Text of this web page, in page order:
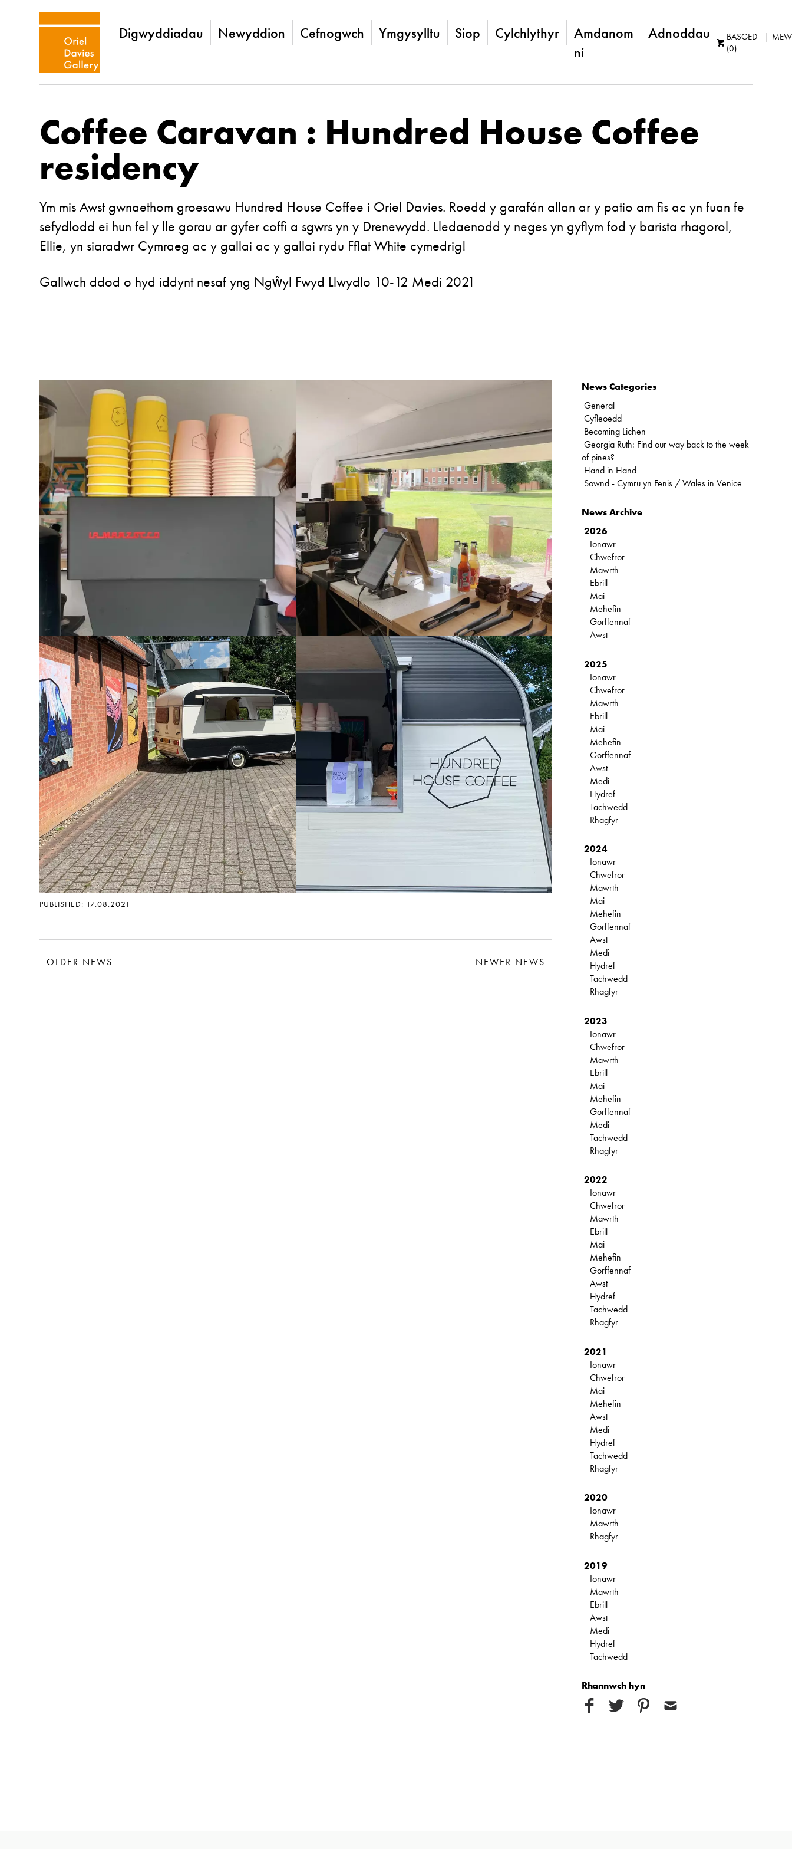
Digwyddiadau Newyddion Cefnogwch Ymgysylltu Siop Cylchlythyr
Amdanom
ni
Adnoddau
BASGED
(0)
Coffee Caravan : Hundred House Coffee
residency
Ym mis Awst gwnaethom groesawu Hundred House Coffee i Oriel Davies. Roedd y garafán allan ar y patio am fis ac yn fuan fe
sefydlodd ei hun fel y lle gorau ar gyfer coffi a sgwrs yn y Drenewydd. Lledaenodd y neges yn gyflym fod y barista rhagorol,
Ellie, yn siaradwr Cymraeg ac y gallai ac y gallai rydu Fflat White cymedrig!
Gallwch ddod o hyd iddynt nesaf yng Ngŵyl Fwyd Llwydlo 10-12 Medi 2021
PUBLISHED: 17.08.2021
OLDER NEWS NEWER NEWS
News Categories
General
Cyfleoedd
Becoming Lichen
Georgia Ruth: Find our way back to the week
of pines?
Hand in Hand
Sownd - Cymru yn Fenis / Wales in Venice
News Archive
2026
Ionawr
Chwefror
Mawrth
Ebrill
Mai
Mehefin
Gorffennaf
Awst
2025
Ionawr
Chwefror
Mawrth
Ebrill
Mai
Mehefin
Gorffennaf
Awst
Medi
Hydref
Tachwedd
Rhagfyr
2024
Ionawr
Chwefror
Mawrth
Mai
Mehefin
Gorffennaf
Awst
Medi
Hydref
Tachwedd
Rhagfyr
2023
Ionawr
Chwefror
Mawrth
Ebrill
Mai
Mehefin
Gorffennaf
Medi
Tachwedd
Rhagfyr
2022
Ionawr
Chwefror
Mawrth
Ebrill
Mai
Mehefin
Gorffennaf
Awst
Hydref
Tachwedd
Rhagfyr
2021
Ionawr
Chwefror
Mai
Mehefin
Awst
Medi
Hydref
Tachwedd
Rhagfyr
2020
Ionawr
Mawrth
Rhagfyr
2019
Ionawr
Mawrth
Ebrill
Awst
Medi
Hydref
Tachwedd
Rhannwch hyn